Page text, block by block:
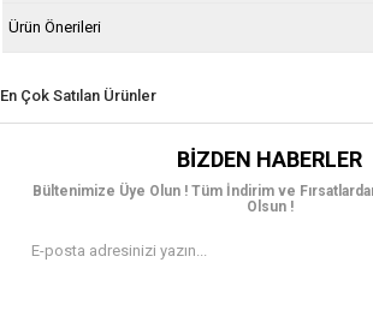
Ürün Önerileri
En Çok Satılan Ürünler
BIZDEN HABERLER
Bültenimize Üye Olun ! Tüm İndirim ve
Olsun !